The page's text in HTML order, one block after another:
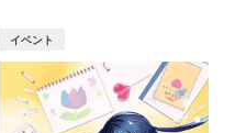
イベント